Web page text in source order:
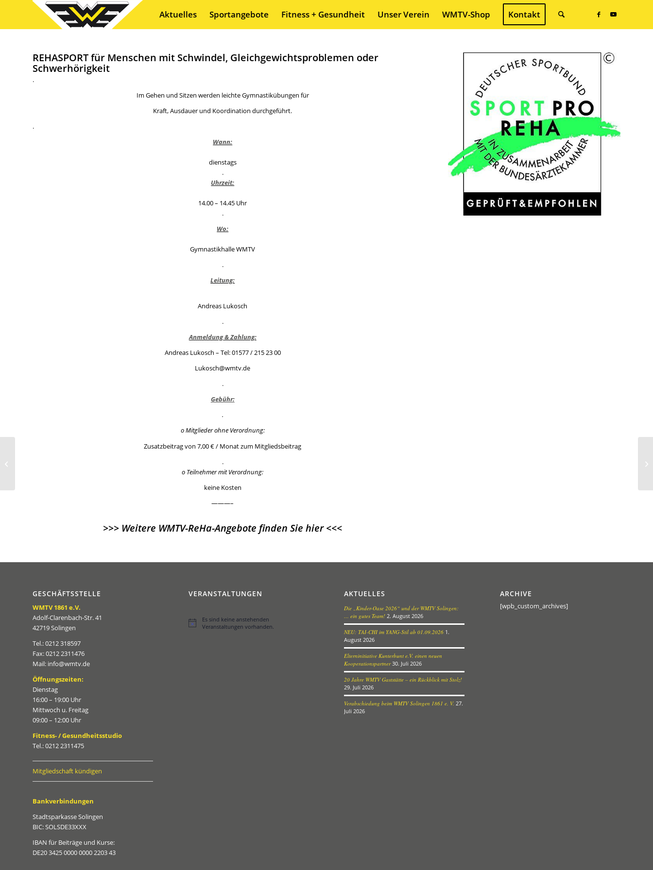
Aktuelles Sportangebote Fitness + Gesundheit Unser Verein WMTV-Shop Kontakt
REHASPORT für Menschen mit Schwindel, Gleichgewichtsproblemen oder
Schwerhörigkeit
.
Im Gehen und Sitzen werden leichte Gymnastikübungen für
Kraft, Ausdauer und Koordination durchgeführt.
.
Wann:
dienstags
.
Uhrzeit:
14.00 – 14.45 Uhr
.
Wo:
Gymnastikhalle WMTV
.
Leitung:
Andreas Lukosch
.
Anmeldung & Zahlung:
Andreas Lukosch – Tel: 01577 / 215 23 00
Lukosch@wmtv.de
.
Gebühr:
.
o Mitglieder ohne Verordnung:
Zusatzbeitrag von 7,00 € / Monat zum Mitgliedsbeitrag
.
o Teilnehmer mit Verordnung:
keine Kosten
———–
>>> Weitere WMTV-ReHa-Angebote finden Sie hier<<<
GESCHÄFTSSTELLE
WMTV 1861 e.V.
Adolf-Clarenbach-Str. 41
42719 Solingen
Tel.: 0212 318597
Fax: 0212 2311476
Mail: info@wmtv.de
Öffnungszeiten:
Dienstag
16:00 – 19:00 Uhr
Mittwoch u. Freitag
09:00 – 12:00 Uhr
Fitness- / Gesundheitsstudio
Tel.: 0212 2311475
Mitgliedschaft kündigen
Bankverbindungen
Stadtsparkasse Solingen
BIC: SOLSDE33XXX
IBAN für Beiträge und Kurse:
DE20 3425 0000 0000 2203 43
VERANSTALTUNGEN
Hinweis
Es sind keine anstehenden
Veranstaltungen vorhanden.
AKTUELLES
Die „Kinder-Oase 2026“ und der WMTV Solingen:
… ein gutes Team! 2. August 2026
NEU: TAI-CHI im YANG-Stil ab 01.09.2026 1.
August 2026
Elterninitiative Kunterbunt e.V. einen neuen
Kooperationspartner 30. Juli 2026
20 Jahre WMTV Gaststätte – ein Rückblick mit Stolz!
29. Juli 2026
Verabschiedung beim WMTV Solingen 1861 e. V. 27.
Juli 2026
ARCHIVE
[wpb_custom_archives]